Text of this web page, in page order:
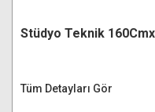
Stüdyo Teknik
Tüm Detayları Gör